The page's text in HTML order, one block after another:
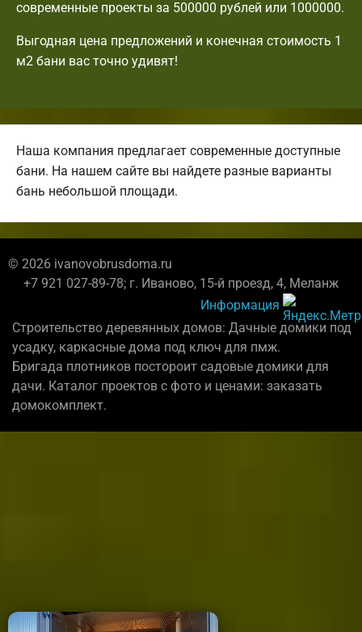
современные проекты за 500000 рублей или 1000000.
Выгодная цена предложений и конечная стоимость 1
м2 бани вас точно удивят!
Наша компания предлагает современные доступные
бани. На нашем сайте вы найдете разные варианты
бань небольшой площади.
© 2026 ivanovobrusdoma.ru
+7 921 027-89-78; г. Иваново, 15-й проезд, 4, Меланж
Информация
Строительство деревянных домов: Дачные домики под
усадку, каркасные дома под ключ для пмж.
Бригада плотников постороит садовые домики для
дачи. Каталог проектов с фото и ценами: заказать
домокомплект.